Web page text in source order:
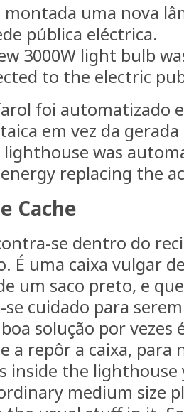
montada uma nova
pública eléctrica.
3000W light bulb
to the electric
foi automatizado
em vez da
lighthouse was
replacing the
Cache
se dentro do
É uma caixa vulgar
um saco preto, e
se cuidado para
solução por vezes
a repôr a caixa, para
inside the
medium size